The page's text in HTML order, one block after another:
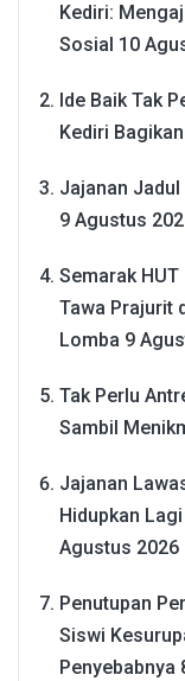
Kediri:
Sosial 10
Ide Baik Tak
Kediri
Jajanan Jadul
9 Agustus
Semarak
Tawa Prajurit
Lomba 9
Tak Perlu
Sambil
Jajanan
Hidupkan
Agustus 2026
Penutupan
Siswi
Penyebabnya